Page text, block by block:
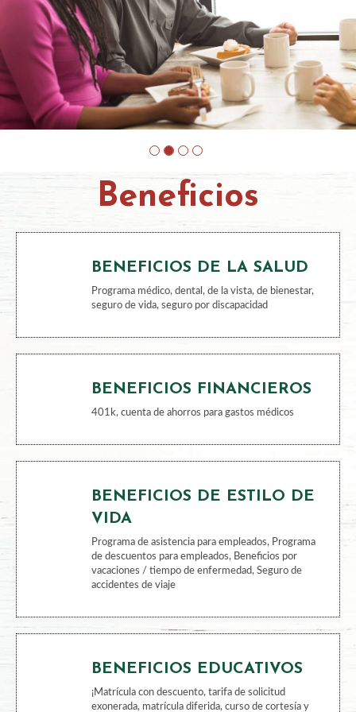
Beneficios
BENEFICIOS DE LA SALUD
Programa médico, dental, de la vista, de bienestar,
BENEFICIOS FINANCIEROS
BENEFICIOS DE ESTILO DE
VIDA
Programa de asistencia para empleados, Programa
de descuentos para empleados, Beneficios por
vacaciones / tiempo de enfermedad, Seguro de
accidentes de viaje